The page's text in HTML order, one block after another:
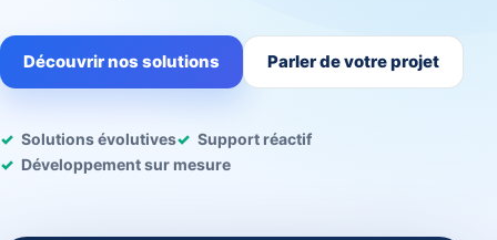
Découvrir nos solutions Parler de votre projet
Solutions évolutives
Support réactif
Développement sur mesure